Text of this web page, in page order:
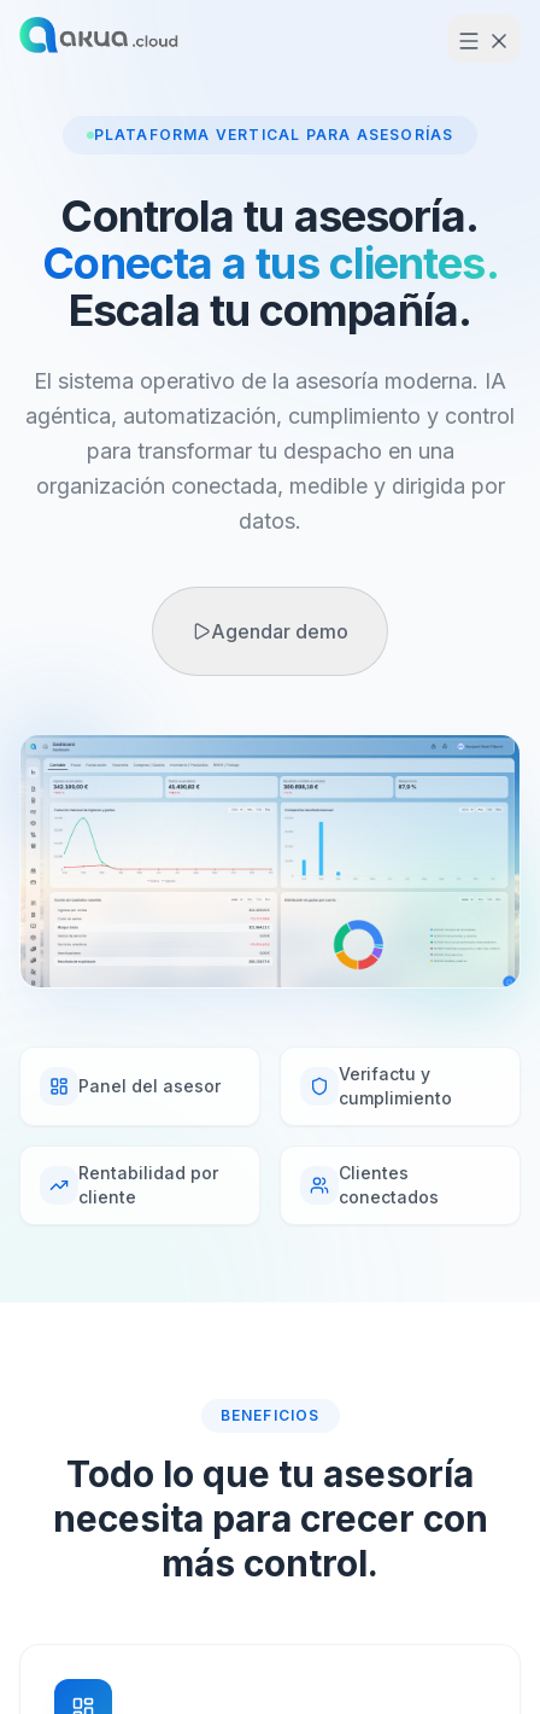
Agendar demo
PLATAFORMA VERTICAL PARA ASESORÍAS
Controla tu asesoría.
Conecta a tus clientes.
Escala tu compañía.
El sistema operativo de la asesoría moderna. IA
agéntica, automatización, cumplimiento y control
para transformar tu despacho en una
organización conectada, medible y dirigida por
datos.
Agendar demo
Panel del asesor
Verifactu y
cumplimiento
Rentabilidad por
cliente
Clientes
conectados
BENEFICIOS
Todo lo que tu asesoría
necesita para crecer con
más control.